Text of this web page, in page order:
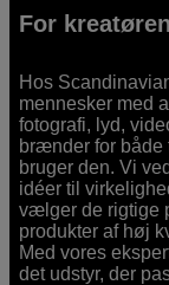
For
Hos
mennesker med
fotografi, lyd,
brænder for både
bruger den. Vi
idéer til
vælger de rigtige
produkter af høj
Med vores
det udstyr, der